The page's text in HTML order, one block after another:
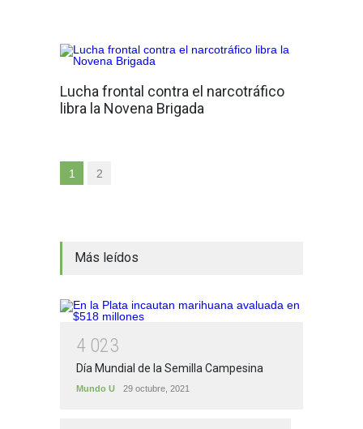
Lucha frontal contra el narcotráfico
libra la Novena Brigada
1 2
Más leídos
4 023
Día Mundial de la Semilla Campesina
Mundo U 29 octubre, 2021